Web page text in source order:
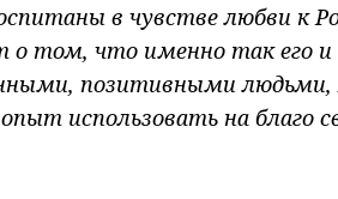
в чувстве любви к
о том, что именно так его
позитивными людьми,
использовать на благо